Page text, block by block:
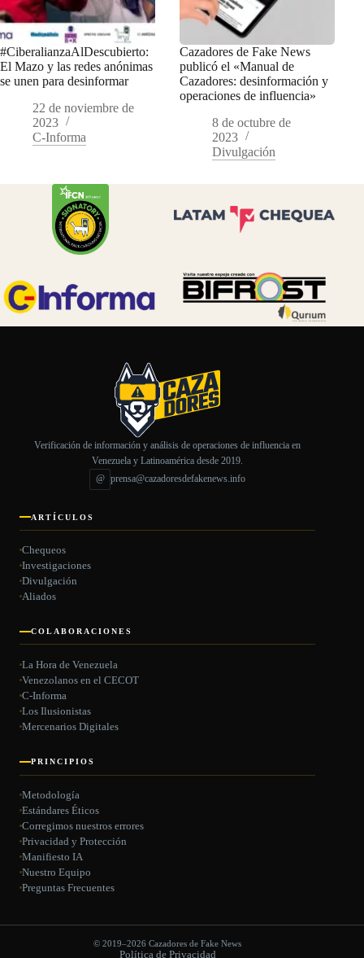
#CiberalianzaAlDescubierto:
El Mazo y las redes anónimas
se unen para desinformar
22 de noviembre de
2023
C-Informa
Cazadores de Fake News
publicó el «Manual de
Cazadores: desinformación y
operaciones de influencia»
8 de octubre de
2023
Divulgación
Verificación de información y análisis de operaciones de influencia en
Venezuela y Latinoamérica desde 2019.
@ prensa@cazadoresdefakenews.info
ARTÍCULOS
Chequeos
Investigaciones
Divulgación
Aliados
COLABORACIONES
La Hora de Venezuela
Venezolanos en el CECOT
C-Informa
Los Ilusionistas
Mercenarios Digitales
PRINCIPIOS
Metodología
Estándares Éticos
Corregimos nuestros errores
Privacidad y Protección
Manifiesto IA
Nuestro Equipo
Preguntas Frecuentes
© 2019–2026 Cazadores de Fake News
Política de Privacidad